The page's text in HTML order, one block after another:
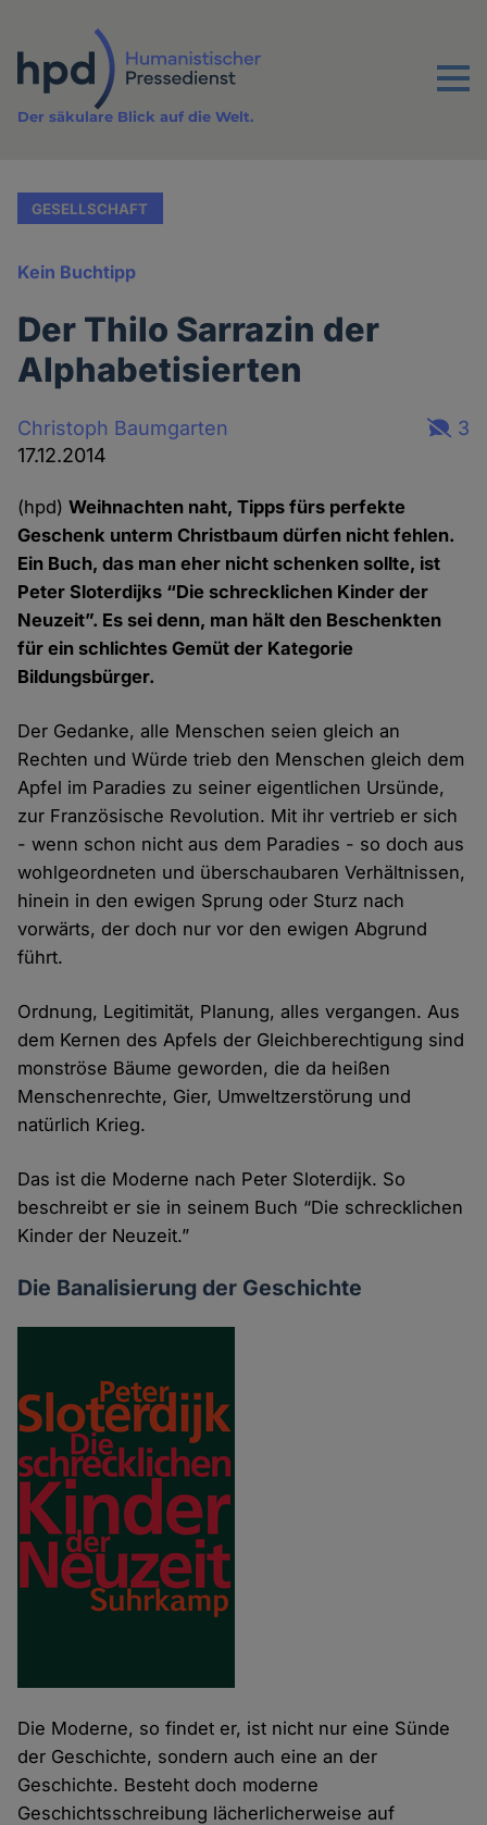
Inhalt
Menu
Der säkulare Blick auf die Welt.
GESELLSCHAFT
Kein Buchtipp
Der Thilo Sarrazin der
Alphabetisierten
Christoph Baumgarten
17.12.2014
3
(hpd)Weihnachten naht, Tipps fürs perfekte
Geschenk unterm Christbaum dürfen nicht fehlen.
Ein Buch, das man eher nicht schenken sollte, ist
Peter Sloterdijks “Die schrecklichen Kinder der
Neuzeit”. Es sei denn, man hält den Beschenkten
für ein schlichtes Gemüt der Kategorie
Bildungsbürger.
Der Gedanke, alle Menschen seien gleich an
Rechten und Würde trieb den Menschen gleich dem
Apfel im Paradies zu seiner eigentlichen Ursünde,
zur Französische Revolution. Mit ihr vertrieb er sich
- wenn schon nicht aus dem Paradies - so doch aus
wohlgeordneten und überschaubaren Verhältnissen,
hinein in den ewigen Sprung oder Sturz nach
vorwärts, der doch nur vor den ewigen Abgrund
führt.
Ordnung, Legitimität, Planung, alles vergangen. Aus
dem Kernen des Apfels der Gleichberechtigung sind
monströse Bäume geworden, die da heißen
Menschenrechte, Gier, Umweltzerstörung und
natürlich Krieg.
Das ist die Moderne nach Peter Sloterdijk. So
beschreibt er sie in seinem Buch “Die schrecklichen
Kinder der Neuzeit.”
Die Banalisierung der Geschichte
Die Moderne, so findet er, ist nicht nur eine Sünde
der Geschichte, sondern auch eine an der
Geschichte. Besteht doch moderne
Geschichtsschreibung lächerlicherweise auf